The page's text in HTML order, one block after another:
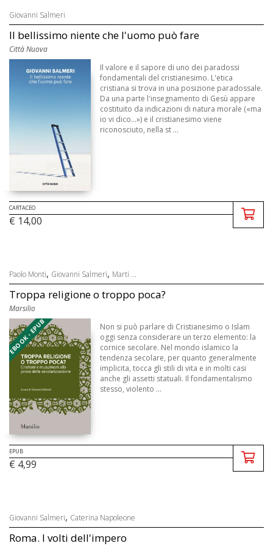
Giovanni Salmeri
Il bellissimo niente che l'uomo può fare
Città Nuova
Il valore e il sapore di uno dei paradossi
fondamentali del cristianesimo. L'etica
cristiana si trova in una posizione paradossale.
Da una parte l'insegnamento di Gesù appare
costituito da indicazioni di natura morale («ma
io vi dico...») e il cristianesimo viene
riconosciuto, nella st ...
CARTACEO
€ 14,00
Paolo Monti, Giovanni Salmeri, Marti ...
Troppa religione o troppo poca?
Marsilio
EBOOK - EPUB
Non si può parlare di Cristianesimo o Islam
oggi senza considerare un terzo elemento: la
cornice secolare. Nel mondo islamico la
tendenza secolare, per quanto generalmente
implicita, tocca gli stili di vita e in molti casi
anche gli assetti statuali. Il fondamentalismo
stesso, violento ...
EPUB
€ 4,99
Giovanni Salmeri, Caterina Napoleone
Roma. I volti dell'impero